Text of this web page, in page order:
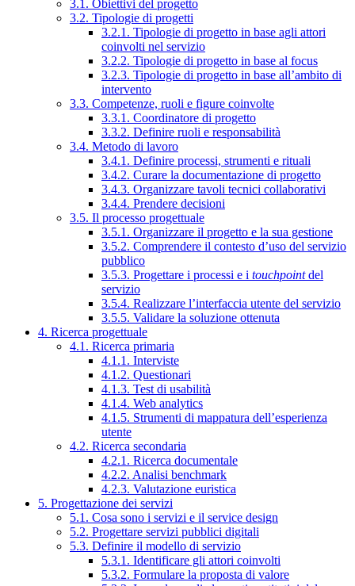
3.1. Obiettivi del progetto
3.2. Tipologie di progetti
3.2.1. Tipologie di progetto in base agli attori
coinvolti nel servizio
3.2.2. Tipologie di progetto in base al focus
3.2.3. Tipologie di progetto in base all’ambito di
intervento
3.3. Competenze, ruoli e figure coinvolte
3.3.1. Coordinatore di progetto
3.3.2. Definire ruoli e responsabilità
3.4. Metodo di lavoro
3.4.1. Definire processi, strumenti e rituali
3.4.2. Curare la documentazione di progetto
3.4.3. Organizzare tavoli tecnici collaborativi
3.4.4. Prendere decisioni
3.5. Il processo progettuale
3.5.1. Organizzare il progetto e la sua gestione
3.5.2. Comprendere il contesto d’uso del servizio
pubblico
3.5.3. Progettare i processi e i touchpointdel
servizio
3.5.4. Realizzare l’interfaccia utente del servizio
3.5.5. Validare la soluzione ottenuta
4. Ricerca progettuale
4.1. Ricerca primaria
4.1.1. Interviste
4.1.2. Questionari
4.1.3. Test di usabilità
4.1.4. Web analytics
4.1.5. Strumenti di mappatura dell’esperienza
utente
4.2. Ricerca secondaria
4.2.1. Ricerca documentale
4.2.2. Analisi benchmark
4.2.3. Valutazione euristica
5. Progettazione dei servizi
5.1. Cosa sono i servizi e il service design
5.2. Progettare servizi pubblici digitali
5.3. Definire il modello di servizio
5.3.1. Identificare gli attori coinvolti
5.3.2. Formulare la proposta di valore